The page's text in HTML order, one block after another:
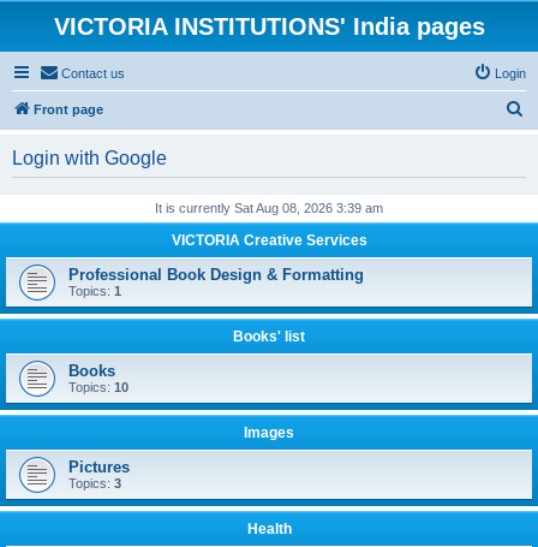
VICTORIA INSTITUTIONS' India pages
Contact us Login
Front page
c
Login with Google
It is currently Sat Aug 08, 2026 3:39 am
VICTORIA Creative Services
Professional Book Design & Formatting
Topics: 1
Books' list
Books
Topics: 10
Images
Pictures
Topics: 3
Health